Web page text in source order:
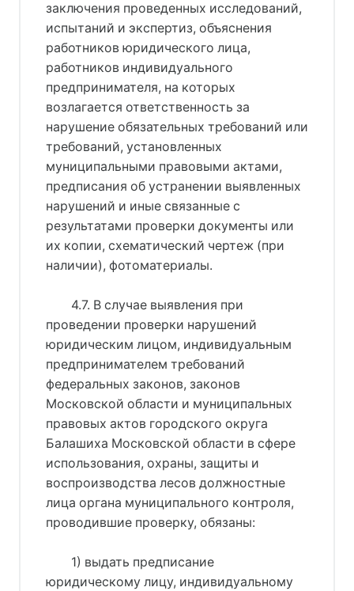
заключения проведенных исследований,
испытаний и экспертиз, объяснения
работников юридического лица,
работников индивидуального
предпринимателя, на которых
возлагается ответственность за
нарушение обязательных требований или
требований, установленных
муниципальными правовыми актами,
предписания об устранении выявленных
нарушений и иные связанные с
результатами проверки документы или
их копии, схематический чертеж (при
наличии), фотоматериалы.
4.7. В случае выявления при
проведении проверки нарушений
юридическим лицом, индивидуальным
предпринимателем требований
федеральных законов, законов
Московской области и муниципальных
правовых актов городского округа
Балашиха Московской области в сфере
использования, охраны, защиты и
воспроизводства лесов должностные
лица органа муниципального контроля,
проводившие проверку, обязаны:
1) выдать предписание
юридическому лицу, индивидуальному